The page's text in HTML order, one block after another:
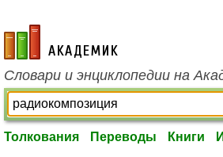
academic.ru
Словари и энциклопедии на
Толкования Переводы Книги